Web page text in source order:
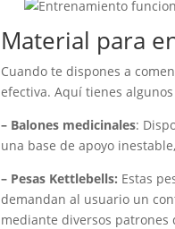
Material para
Cuando te dispones a
efectiva. Aquí tienes
– Balones medicinales:
una base de apoyo
– Pesas Kettlebells: Estas
demandan al usuario un
mediante diversos patrones